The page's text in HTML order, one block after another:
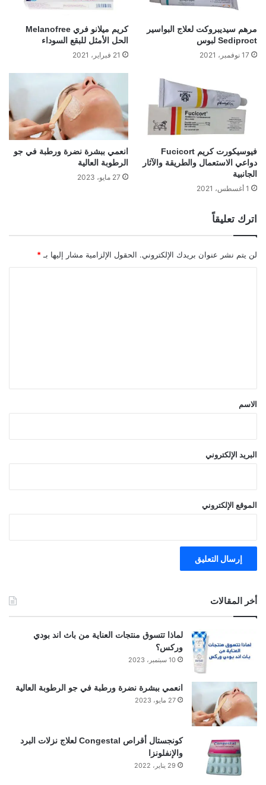
مرهم سيديبروكت لعلاج البواسير
Sediproct لبوس
17 نوفمبر، 2021
كريم ميلانو فري Melanofree
الحل الأمثل للبقع السوداء
21 فبراير، 2021
فيوسيكورت كريم Fucicort
دواعي الاستعمال والطريقة والآثار
الجانبية
1 أغسطس، 2021
انعمي ببشرة نضرة ورطبة في جو
الرطوبة العالية
27 مايو، 2023
اترك تعليقاً
لن يتم نشر عنوان بريدك الإلكتروني. الحقول الإلزامية مشار إليها بـ *
*
الاسم
البريد الإلكتروني
الموقع الإلكتروني
أخر المقالات
لماذا تتسوق منتجات العناية من باث اند بودي
وركس؟
10 سبتمبر، 2023
انعمي ببشرة نضرة ورطبة في جو الرطوبة العالية
27 مايو، 2023
كونجستال أقراص Congestal لعلاج نزلات البرد
والإنفلونزا
29 يناير، 2022